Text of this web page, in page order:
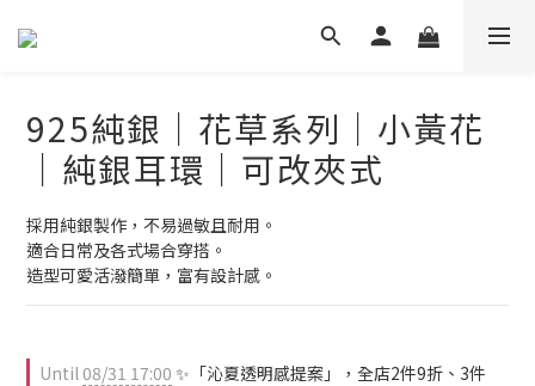
925純銀｜花草系列｜小黃花
｜純銀耳環｜可改夾式
採用純銀製作，不易過敏且耐用。
適合日常及各式場合穿搭。
造型可愛活潑簡單，富有設計感。
Until08/31 17:00 ✨「沁夏透明感提案」，全店2件9折、3件